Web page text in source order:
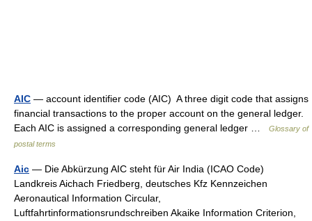
AIC — account identifier code (AIC) A three digit code that assigns
financial transactions to the proper account on the general ledger.
Each AIC is assigned a corresponding general ledger …
Glossary of
postal terms
Aic — Die Abkürzung AIC steht für Air India (ICAO Code)
Landkreis Aichach Friedberg, deutsches Kfz Kennzeichen
Aeronautical Information Circular,
Luftfahrtinformationsrundschreiben Akaike Information Criterion,